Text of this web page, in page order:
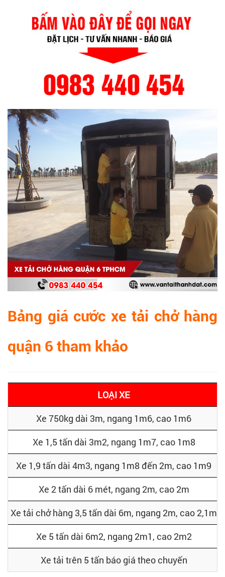
Bảng giá cước xe tải chở hàng
quận 6 tham khảo
LOẠI XE
Xe 750kg dài 3m, ngang 1m6, cao 1m6
Xe 1,5 tấn dài 3m2, ngang 1m7, cao 1m8
Xe 1,9 tấn dài 4m3, ngang 1m8 đến 2m, cao 1m9
Xe 2 tấn dài 6 mét, ngang 2m, cao 2m
Xe tải chở hàng 3,5 tấn dài 6m, ngang 2m, cao 2,1m
Xe 5 tấn dài 6m2, ngang 2m1, cao 2m2
Xe tải trên 5 tấn báo giá theo chuyến